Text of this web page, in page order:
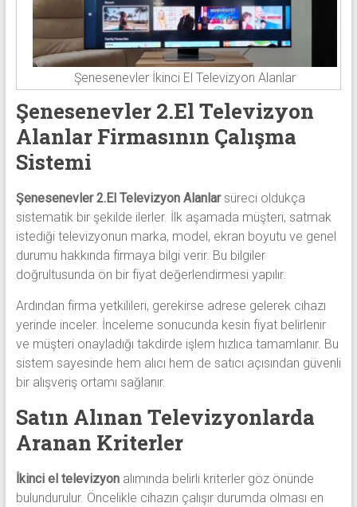
Şenesenevler İkinci El Televizyon Alanlar
Şenesenevler 2.El Televizyon
Alanlar Firmasının Çalışma
Sistemi
Şenesenevler 2.El Televizyon Alanlarsüreci oldukça
sistematik bir şekilde ilerler. İlk aşamada müşteri, satmak
istediği televizyonun marka, model, ekran boyutu ve genel
durumu hakkında firmaya bilgi verir. Bu bilgiler
doğrultusunda ön bir fiyat değerlendirmesi yapılır.
Ardından firma yetkilileri, gerekirse adrese gelerek cihazı
yerinde inceler. İnceleme sonucunda kesin fiyat belirlenir
ve müşteri onayladığı takdirde işlem hızlıca tamamlanır. Bu
sistem sayesinde hem alıcı hem de satıcı açısından güvenli
bir alışveriş ortamı sağlanır.
Satın Alınan Televizyonlarda
Aranan Kriterler
İkinci el televizyonalımında belirli kriterler göz önünde
bulundurulur. Öncelikle cihazın çalışır durumda olması en